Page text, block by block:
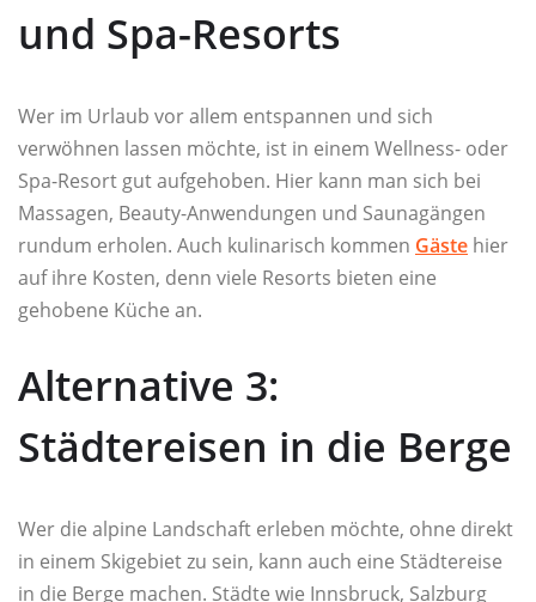
und Spa-Resorts
Wer im Urlaub vor allem entspannen und sich
verwöhnen lassen möchte, ist in einem Wellness- oder
Spa-Resort gut aufgehoben. Hier kann man sich bei
Massagen, Beauty-Anwendungen und Saunagängen
rundum erholen. Auch kulinarisch kommen Gäste hier
auf ihre Kosten, denn viele Resorts bieten eine
gehobene Küche an.
Alternative 3:
Städtereisen in die Berge
Wer die alpine Landschaft erleben möchte, ohne direkt
in einem Skigebiet zu sein, kann auch eine Städtereise
in die Berge machen. Städte wie Innsbruck, Salzburg